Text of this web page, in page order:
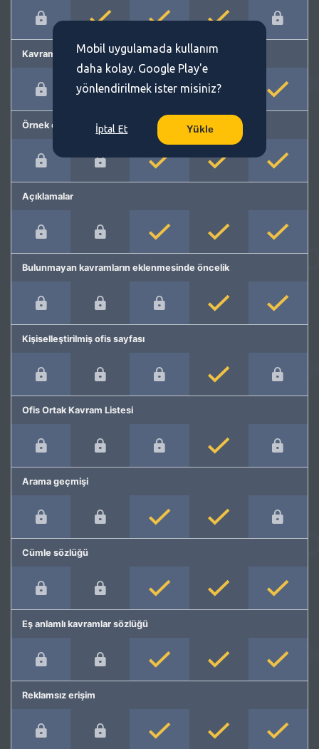
Kavram önerme
Örnek cümleler
Açıklamalar
Bulunmayan kavramların eklenmesinde öncelik
Kişiselleştirilmiş ofis sayfası
Ofis Ortak Kavram Listesi
Arama geçmişi
Cümle sözlüğü
Eş anlamlı kavramlar sözlüğü
Reklamsız erişim
Mobil uygulamada kullanım
daha kolay. Google Play'e
yönlendirilmek ister misiniz?
İptal Et Yükle